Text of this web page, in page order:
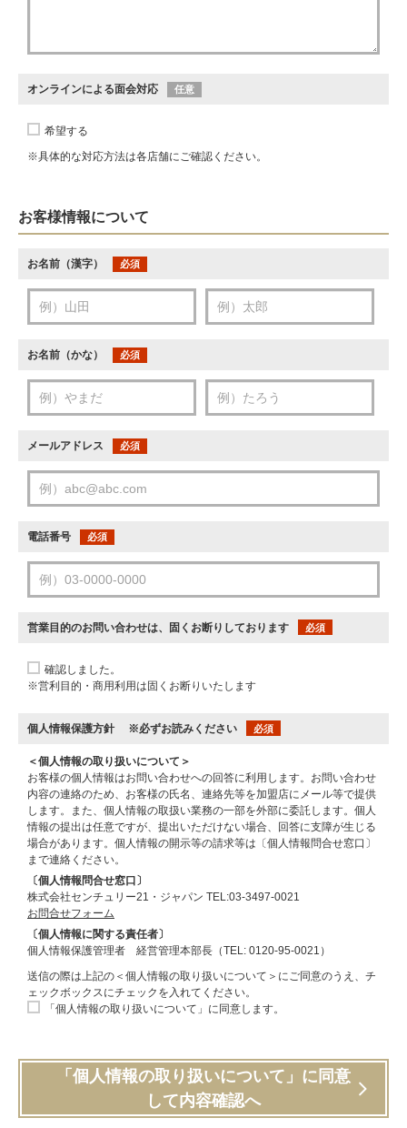
オンラインによる面会対応 任意
希望する
※具体的な対応方法は各店舗にご確認ください。
お客様情報について
お名前（漢字） 必須
お名前（かな） 必須
メールアドレス 必須
電話番号 必須
営業目的のお問い合わせは、固くお断りしております 必須
確認しました。
※営利目的・商用利用は固くお断りいたします
個人情報保護方針 ※必ずお読みください 必須
＜個人情報の取り扱いについて＞
お客様の個人情報はお問い合わせへの回答に利用します。お問い合わせ
内容の連絡のため、お客様の氏名、連絡先等を加盟店にメール等で提供
します。また、個人情報の取扱い業務の一部を外部に委託します。個人
情報の提出は任意ですが、提出いただけない場合、回答に支障が生じる
場合があります。個人情報の開示等の請求等は〔個人情報問合せ窓口〕
まで連絡ください。
〔個人情報問合せ窓口〕
株式会社センチュリー21・ジャパン TEL:03-3497-0021
お問合せフォーム
〔個人情報に関する責任者〕
個人情報保護管理者 経営管理本部長（TEL: 0120-95-0021）
送信の際は上記の＜個人情報の取り扱いについて＞にご同意のうえ、チ
ェックボックスにチェックを入れてください。
「個人情報の取り扱いについて」に同意します。
「個人情報の取り扱いについて」に同意
して内容確認へ